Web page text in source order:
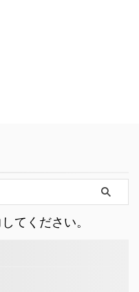
てください。